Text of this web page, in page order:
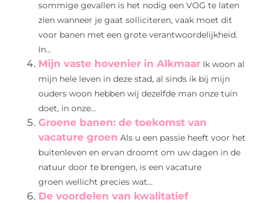
sommige gevallen is het nodig een VOG te laten
zien wanneer je gaat solliciteren, vaak moet dit
voor banen met een grote verantwoordelijkheid.
In...
Mijn vaste hovenier in Alkmaar Ik woon al
mijn hele leven in deze stad, al sinds ik bij mijn
ouders woon hebben wij dezelfde man onze tuin
doet, in onze...
Groene banen: de toekomst van
vacature groen Als u een passie heeft voor het
buitenleven en ervan droomt om uw dagen in de
natuur door te brengen, is een vacature
groen wellicht precies wat...
De voordelen van kwalitatief